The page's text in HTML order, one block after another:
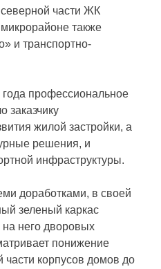
части ЖК
также
и транспортно-
профессиональное
заказчику
жилой застройки, а
решения, и
инфраструктуры.
доработками, в своей
зеленый каркас
на него дворовых
понижение
корпусов домов до